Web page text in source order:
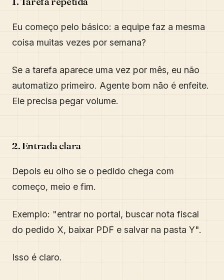
Eu começo pelo básico: a equipe faz a mesma
coisa muitas vezes por semana?
Se a tarefa aparece uma vez por mês, eu não
automatizo primeiro. Agente bom não é enfeite.
Ele precisa pegar volume.
2. Entrada clara
Depois eu olho se o pedido chega com
começo, meio e fim.
Exemplo: "entrar no portal, buscar nota fiscal
do pedido X, baixar PDF e salvar na pasta Y".
Isso é claro.